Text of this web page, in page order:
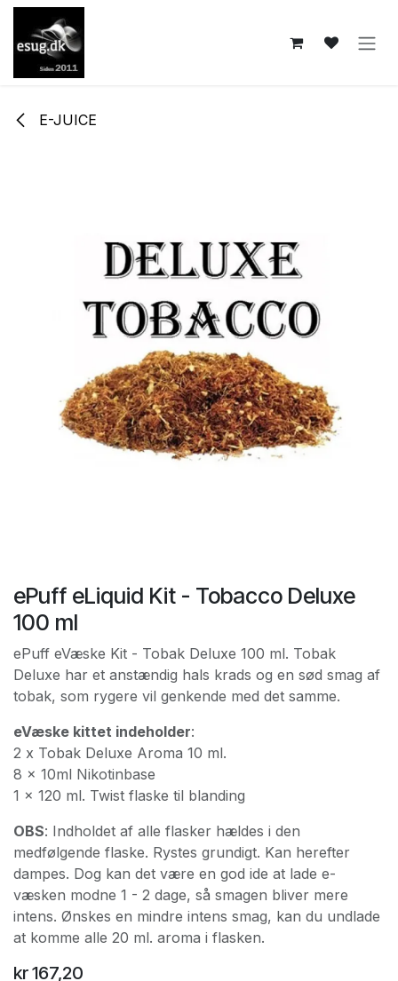
Skip to Content
E-JUICE
ePuff eLiquid Kit - Tobacco Deluxe
100 ml
ePuff eVæske Kit - Tobak Deluxe 100 ml. Tobak
Deluxe har et anstændig hals krads og en sød smag af
tobak, som rygere vil genkende med det samme.
eVæske kittet indeholder:
2 x Tobak Deluxe Aroma 10 ml.
8 x 10ml Nikotinbase
1 x 120 ml. Twist flaske til blanding
OBS: Indholdet af alle flasker hældes i den
medfølgende flaske. Rystes grundigt. Kan herefter
dampes. Dog kan det være en god ide at lade e-
væsken modne 1 - 2 dage, så smagen bliver mere
intens. Ønskes en mindre intens smag, kan du undlade
at komme alle 20 ml. aroma i flasken.
kr167,20